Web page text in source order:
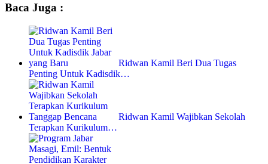
Baca Juga :
Ridwan Kamil Beri Dua Tugas
Penting Untuk Kadisdik…
Ridwan Kamil Wajibkan Sekolah
Terapkan Kurikulum…